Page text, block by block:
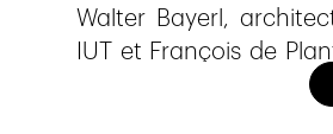
Walter Bayerl,
IUT et François de
du bureau